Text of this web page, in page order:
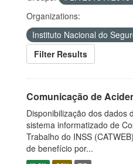
Organizations:
Instituto Nacional do
Filter Results
Comunicação de
Disponibilização dos dados
sistema informatizado de
Trabalho do INSS
de benefício por...